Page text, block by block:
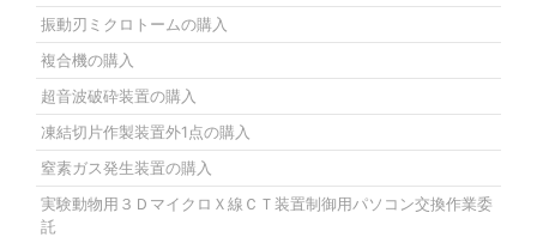
振動刃ミクロトームの購入
複合機の購入
超音波破砕装置の購入
凍結切片作製装置外1点の購入
窒素ガス発生装置の購入
実験動物用３ＤマイクロＸ線ＣＴ装置制御用パソコン交換作業委
託